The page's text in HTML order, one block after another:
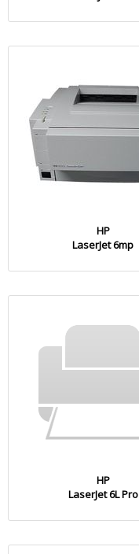
HP
LaserJet 6mp
HP
LaserJet 6L Pro